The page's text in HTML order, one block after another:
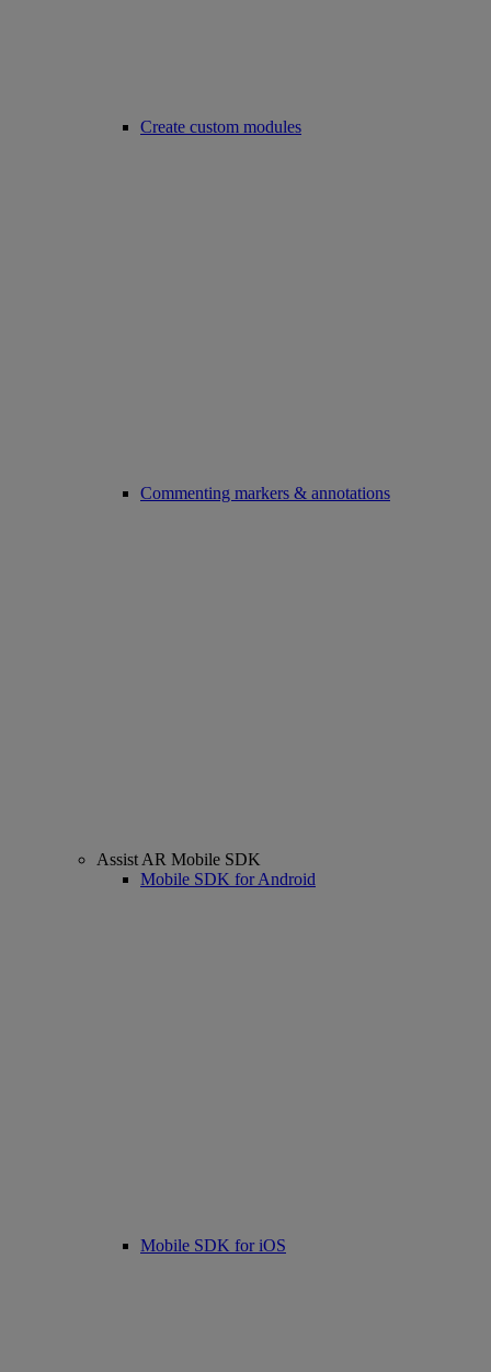
Create custom modules
Commenting markers & annotations
Assist AR Mobile SDK
Mobile SDK for Android
Mobile SDK for iOS